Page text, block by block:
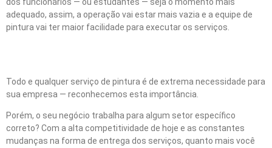
dos funcionários — ou estudantes — seja o momento mais
adequado, assim, a operação vai estar mais vazia e a equipe de
pintura vai ter maior facilidade para executar os serviços.
Todo e qualquer serviço de pintura é de extrema necessidade para
sua empresa — reconhecemos esta importância.
Porém, o seu negócio trabalha para algum setor específico
correto? Com a alta competitividade de hoje e as constantes
mudanças na forma de entrega dos serviços, quanto mais você